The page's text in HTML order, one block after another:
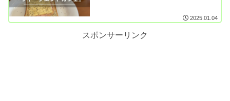
2025.01.04
スポンサーリンク